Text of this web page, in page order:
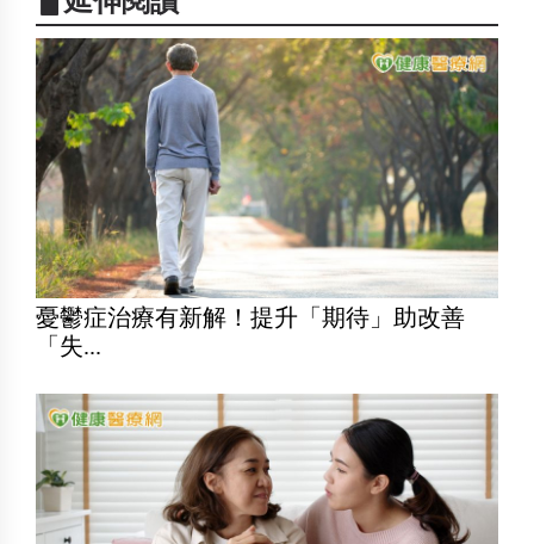
憂鬱症治療有新解！提升「期待」助改善
「失...